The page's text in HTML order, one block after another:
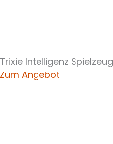
Trixie Intelligenz Spielzeug
Zum Angebot